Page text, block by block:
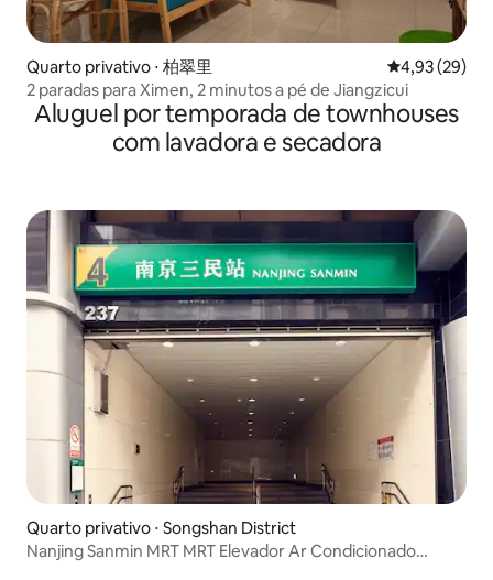
Quarto privativo ⋅ 柏翠里 4,93 de uma
4,93 (29)
2 paradas para Ximen, 2 minutos a pé de Jiangzicui
Aluguel por temporada de townhouses
com lavadora e secadora
Quarto privativo ⋅ Songshan District
Nanjing Sanmin MRT MRT Elevador Ar Condicionado